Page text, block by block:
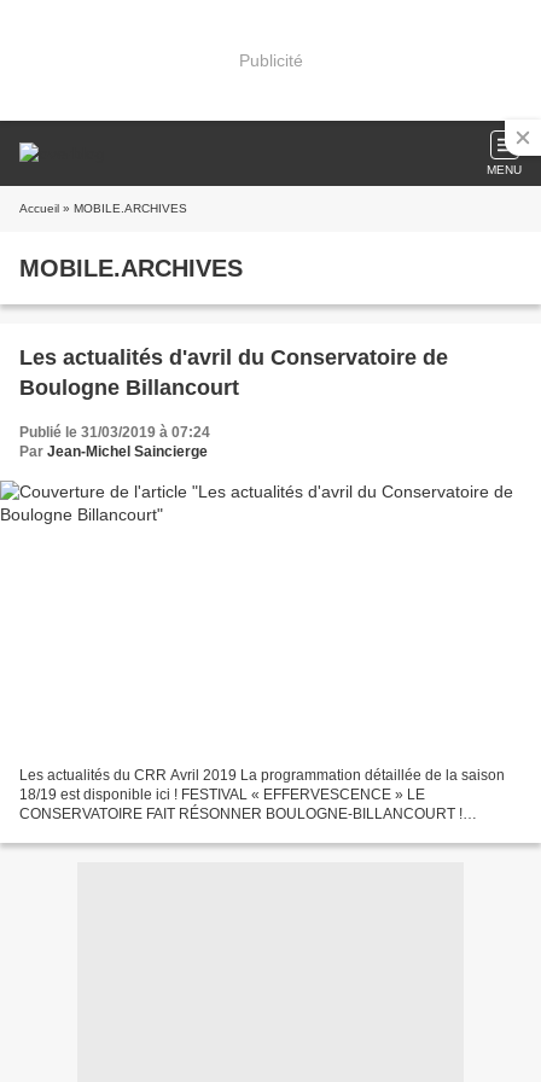
Publicité
MENU
Accueil » MOBILE.ARCHIVES
MOBILE.ARCHIVES
Les actualités d'avril du Conservatoire de
Boulogne Billancourt
Publié le 31/03/2019 à 07:24
Par Jean-Michel Saincierge
Les actualités du CRR Avril 2019 La programmation détaillée de la saison
18/19 est disponible ici ! FESTIVAL « EFFERVESCENCE » LE
CONSERVATOIRE FAIT RÉSONNER BOULOGNE-BILLANCOURT !
ROUBEAU...